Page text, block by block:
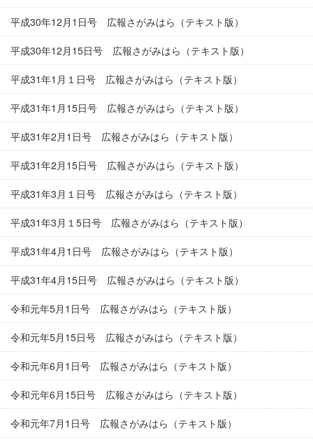
平成30年12月1日号 広報さがみはら（テキスト版）
平成30年12月15日号 広報さがみはら（テキスト版）
平成31年1月１日号 広報さがみはら（テキスト版）
平成31年1月15日号 広報さがみはら（テキスト版）
平成31年2月1日号 広報さがみはら（テキスト版）
平成31年2月15日号 広報さがみはら（テキスト版）
平成31年3月１日号 広報さがみはら（テキスト版）
平成31年3月１5日号 広報さがみはら（テキスト版）
平成31年4月1日号 広報さがみはら（テキスト版）
平成31年4月15日号 広報さがみはら（テキスト版）
令和元年5月1日号 広報さがみはら（テキスト版）
令和元年5月15日号 広報さがみはら（テキスト版）
令和元年6月1日号 広報さがみはら（テキスト版）
令和元年6月15日号 広報さがみはら（テキスト版）
令和元年7月1日号 広報さがみはら（テキスト版）